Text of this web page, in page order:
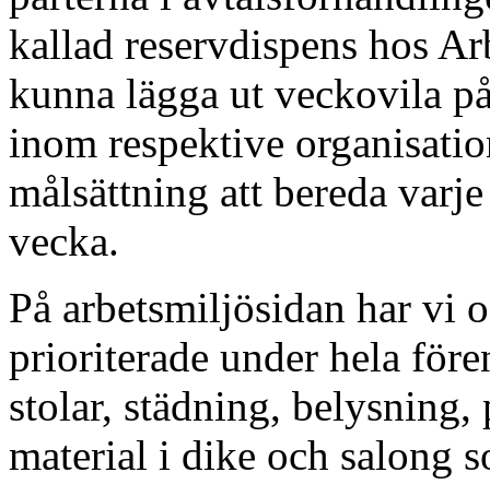
kallad reservdispens hos
kunna lägga ut veckovila
inom respektive
målsättning att bereda
vecka.
På arbetsmiljösidan har vi
prioriterade under hela
stolar, städning,
material i dike och salong